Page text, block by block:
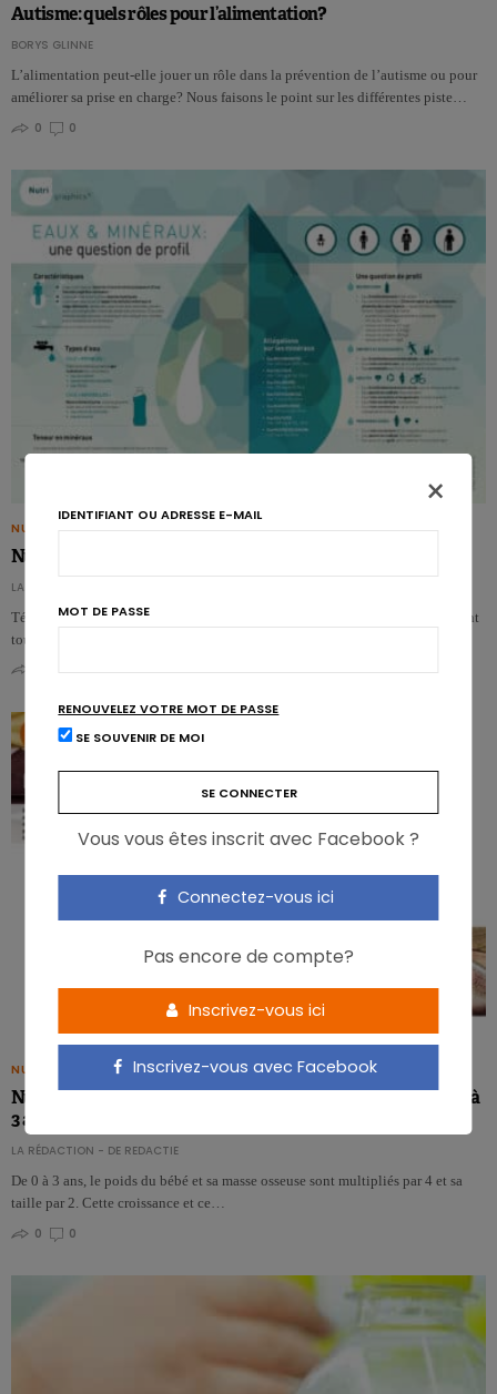
Autisme: quels rôles pour l’alimentation?
BORYS GLINNE
L’alimentation peut-elle jouer un rôle dans la prévention de l’autisme ou pour
améliorer sa prise en charge? Nous faisons le point sur les différentes piste…
0
0
NUTRIGRAPHICS
Nutrigraphics: Eaux & minéraux, une question de profil
LA RÉDACTION - DE REDACTIE
Téléchargez votre Nutrigraphics sur les eaux et les minéraux. Celle-ci contient
toutes les informations sur…
0
NUTRIGRAPHICS
Nutrigraphics: Les vitamines et minéraux chez l’enfant de 0 à
3 ans
LA RÉDACTION - DE REDACTIE
De 0 à 3 ans, le poids du bébé et sa masse osseuse sont multipliés par 4 et sa
taille par 2. Cette croissance et ce…
0
0
×
IDENTIFIANT OU ADRESSE E-MAIL
MOT DE PASSE
RENOUVELEZ VOTRE MOT DE PASSE
SE SOUVENIR DE MOI
Vous vous êtes inscrit avec Facebook ?
Connectez-vous ici
Pas encore de compte?
Inscrivez-vous ici
Inscrivez-vous avec Facebook